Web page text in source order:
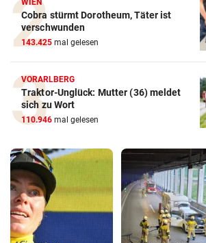
WIEN
Cobra stürmt Dorotheum, Täter ist
verschwunden
143.425 mal gelesen
VORARLBERG
Traktor-Unglück: Mutter (36) meldet
sich zu Wort
110.946 mal gelesen